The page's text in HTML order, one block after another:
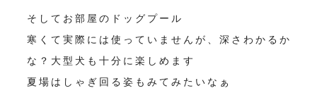
そしてお部屋のドッグプール
寒くて実際には使っていませんが、深さわかるか
な？大型犬も十分に楽しめます
夏場はしゃぎ回る姿もみてみたいなぁ